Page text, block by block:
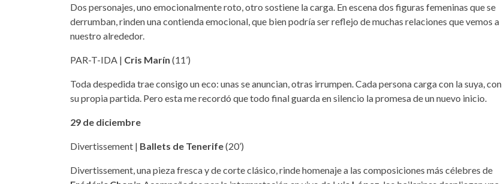
Dos personajes, uno emocionalmente roto, otro sostiene la carga. En escena dos figuras femeninas que se
derrumban, rinden una contienda emocional, que bien podría ser reflejo de muchas relaciones que vemos a
nuestro alrededor.
PAR-T-IDA | Cris Marín (11’)
‍Toda despedida trae consigo un eco: unas se anuncian, otras irrumpen. Cada persona carga con la suya, con
su propia partida. Pero esta me recordó que todo final guarda en silencio la promesa de un nuevo inicio.
29 de diciembre
Divertissement | Ballets de Tenerife(20’)
Divertissement, una pieza fresca y de corte clásico, rinde homenaje a las composiciones más célebres de